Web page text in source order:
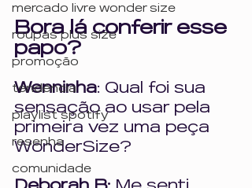
mercado livre wonder size
roupas plus size
promoção
tendência
playlist spotify
resenha
comunidade
Bora lá conferir esse
papo?
Wenninha: Qual foi sua
sensação ao usar pela
primeira vez uma peça
WonderSize?